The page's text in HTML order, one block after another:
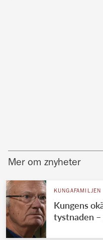
Mer om znyheter
KUNGAFAMILJEN
Kungens
tystnaden –